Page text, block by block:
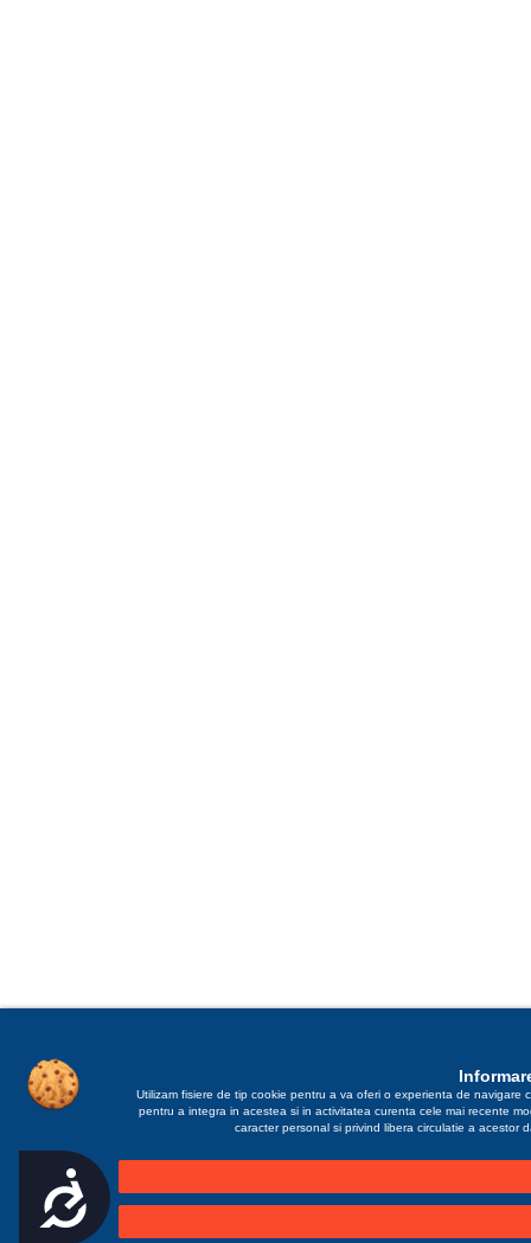
Accesibilitate
Utilizam fisiere de tip cookie pentru a va oferi o experienta de navigare
pentru a integra in acestea si in activitatea curenta cele mai recente
caracter personal si privind libera circulatie a acestor